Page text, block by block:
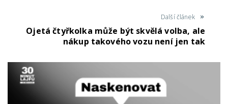
Další článek
Ojetá čtyřkolka může být skvělá volba, ale
nákup takového vozu není jen tak